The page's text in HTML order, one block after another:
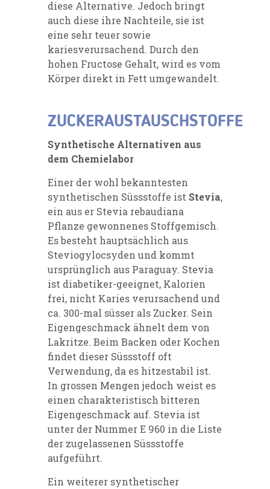
diese Alternative. Jedoch bringt
auch diese ihre Nachteile, sie ist
eine sehr teuer sowie
kariesverursachend. Durch den
hohen Fructose Gehalt, wird es vom
Körper direkt in Fett umgewandelt.
ZUCKERAUSTAUSCHSTOFFE
Synthetische Alternativen aus
dem Chemielabor
Einer der wohl bekanntesten
synthetischen Süssstoffe ist Stevia,
ein aus er Stevia rebaudiana
Pflanze gewonnenes Stoffgemisch.
Es besteht hauptsächlich aus
Steviogylocsyden und kommt
ursprünglich aus Paraguay. Stevia
ist diabetiker-geeignet, Kalorien
frei, nicht Karies verursachend und
ca. 300-mal süsser als Zucker. Sein
Eigengeschmack ähnelt dem von
Lakritze. Beim Backen oder Kochen
findet dieser Süssstoff oft
Verwendung, da es hitzestabil ist.
In grossen Mengen jedoch weist es
einen charakteristisch bitteren
Eigengeschmack auf. Stevia ist
unter der Nummer E 960 in die Liste
der zugelassenen Süssstoffe
aufgeführt.
Ein weiterer synthetischer